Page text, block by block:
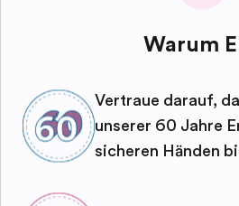
Warum
Vertraue darauf,
unserer 60 Jahre
sicheren Händen